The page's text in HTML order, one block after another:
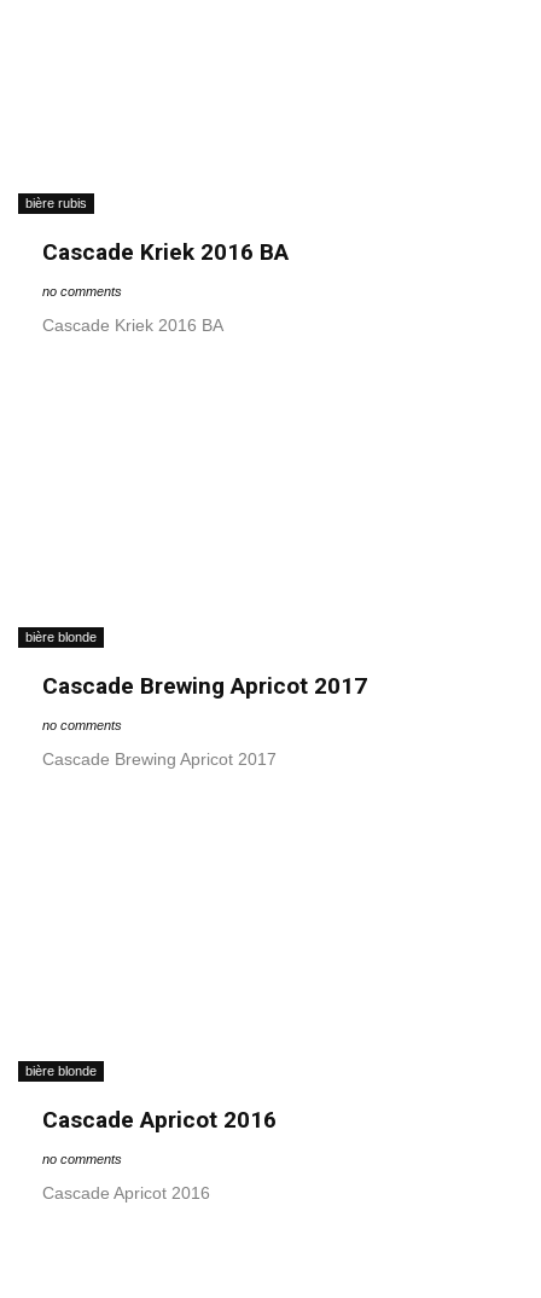
bière rubis
Cascade Kriek 2016 BA
no comments
Cascade Kriek 2016 BA
bière blonde
Cascade Brewing Apricot 2017
no comments
Cascade Brewing Apricot 2017
bière blonde
Cascade Apricot 2016
no comments
Cascade Apricot 2016